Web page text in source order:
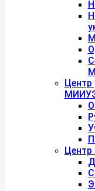
Центр